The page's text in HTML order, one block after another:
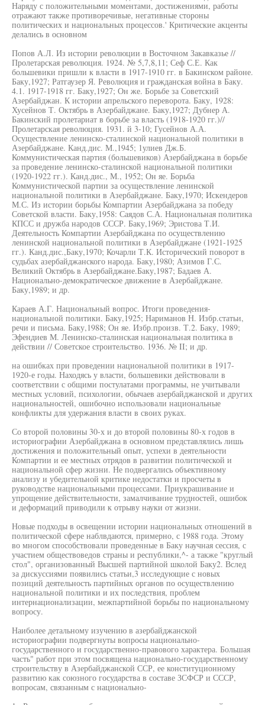
Наряду с положительными моментами, достижениями, работы
отражают также противоречивые, негативные стороны
политических и национальных процессов.' Критические акценты
делались в основном
Попов А.Л. Из истории революции в Восточном Закавказье //
Пролетарская революция. 1924. № 5,7,8,11; Сеф С.Е. Как
большевики пришли к власти в 1917-1910 гг. в Бакинском районе.
Баку,1927; Ратгаузер Я. Революция и гражданская война в Баку.
4.1. 1917-1918 гг. Баку,1927; Он же. Борьбе за Советский
Азербайджан. К истории апрельского переворота. Баку, 1928:
Хусейнов Т. Октябрь в Азербайджане. Баку,1927; Дубнер А.
Бакинский пролетариат в борьбе за власть (1918-1920 гг.)//
Пролетарская революция. 1931. й 3-10; Гусейнов А.А.
Осуществление ленинско-сталинской национальной политики в
Азербайджане. Канд.дис. М.,1945; 1улиев Дж.Б.
Коммунистическая партия (большевиков) Азербайджана в борьбе
за проведение ленинско-сталинской национальной политики
(1920-1922 гг.). Канд.дис., М., 1952; Он яе. Борьба
Коммунистической партии за осуществление ленинской
национальной политики в Азербайджане. Баку,1970; Искендеров
М.С. Из истории борьбы Компартии Азербайджана за победу
Советской власти. Баку,1958: Саядов С.А. Национальная политика
КПСС и дружба народов СССР. Баку,1969; Эристова Т.И.
Деятельность Компартии Азербайджана по осуществлению
ленинской национальной политики в Азербайджане (1921-1925
гг.). Канд.дис.,Баку,1970; Кочарли Т.К. Исторический поворот в
судьбах азербайджанского народа. Баку,1980; Азимов Г.С.
Великий Октябрь в Азербайджане.Баку,1987; Бадаев А.
Национально-демократическое движение в Азербайджане.
Баку,1989; и др.
Караев А.Г. Национальный вопрос. Итоги проведения-
национальной политики. Баку,1925; Нариманов Н. Избр.статьи,
речи и письма. Баку,1988; Он яе. Избр.произв. Т.2. Баку, 1989;
Эфендиев М. Ленинско-сталинская национальная политика в
действии // Советское строительство. 1936. № II; и др.
на ошибках при проведении национальной политики в 1917-
1920-е годы. Находясь у власти, большевики действовали в
соответствии с общими постулатами программы, не учитывали
местных условий, психологии, обычаев азербайджанской и других
национальностей, ошибочно использовали национальные
конфликты для удержания власти в своих руках.
Со второй половины 30-х и до второй половины 80-х годов в
историографии Азербайджана в основном представлялись лишь
достижения и положительный опыт, успехи в деятельности
Компартии и ее местных отрядов в развитии политической и
национальной сфер жизни. Не подвергались объективному
анализу и убедительной критике недостатки и просчеты в
руководстве национальными процессами. Приукрашивание и
упрощение действительности, замалчивание трудностей, ошибок
и деформаций приводили к отрыву науки от жизни.
Новые подходы в освещении истории национальных отношений в
политической сфере наблвдаются, примерно, с 1988 года. Этому
во многом способствовали проведенные в Баку научная сессия, с
участием обществоведов страны и республики,^- а также "круглый
стол", организованный Высшей партийной школой Баку2. Вслед
за дискуссиями появились статьи,3 исследующие с новых
позиций деятельность партийных органов по осуществлению
национальной политики и их последствия, проблем
интернационализации, межпартийной борьбы по национальному
вопросу.
Наиболее детальному изучению в азербайджанской
историографии подвергнуты вопросы национально-
государственного и государственно-правового характера. Большая
часть" работ при этом посвящена национально-государственному
строительству в Азербайджанской ССР, ее конституционному
развитию как союзного государства в составе ЗСФСР и СССР,
вопросам, связанным с национально-